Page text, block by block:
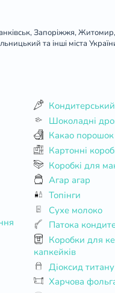
Запоріжжя,
та інші міста
Шоколадні
Какао порошок
Картонні
Коробкі для
Агар агар
Топінги
Сухе молоко
Патока
капкейків
Діоксид
Харчова